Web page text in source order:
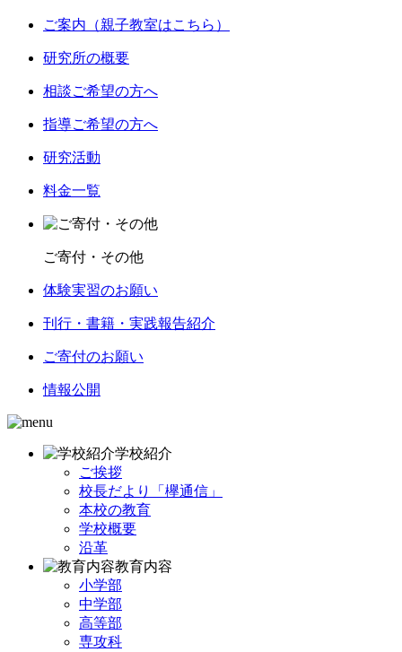
ご案内（親子教室はこちら）
研究所の概要
相談ご希望の方へ
指導ご希望の方へ
研究活動
料金一覧
ご寄付・その他
体験実習のお願い
刊行・書籍・実践報告紹介
ご寄付のお願い
情報公開
学校紹介
ご挨拶
校長だより「欅通信」
本校の教育
学校概要
沿革
教育内容
小学部
中学部
高等部
専攻科